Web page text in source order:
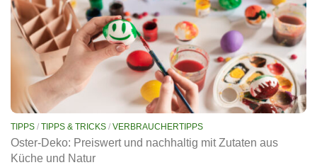
TIPPS / TIPPS & TRICKS / VERBRAUCHERTIPPS
Oster-Deko: Preiswert und nachhaltig mit Zutaten aus
Küche und Natur